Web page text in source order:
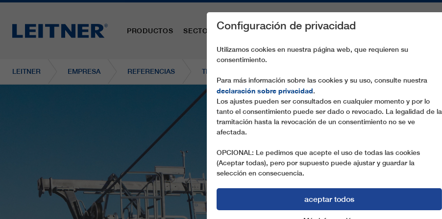
PRODUCTOS SECTORES PIEZAS DE RECAMBIO SERVICIO
LEITNER EMPRESA REFERENCIAS TMX6-10 RITTISBERGBAHN
Configuración de privacidad
Utilizamos cookies en nuestra página web, que requieren su
consentimiento.
Para más información sobre las cookies y su uso, consulte nuestra
declaración sobre privacidad.
Los ajustes pueden ser consultados en cualquier momento y por lo
tanto el consentimiento puede ser dado o revocado. La legalidad de la
tramitación hasta la revocación de un consentimiento no se ve
afectada.
OPCIONAL: Le pedimos que acepte el uso de todas las cookies
(Aceptar todas), pero por supuesto puede ajustar y guardar la
selección en consecuencia.
aceptar todos